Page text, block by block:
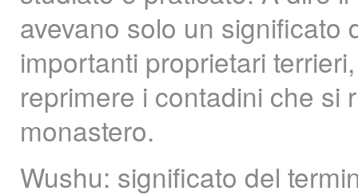
avevano solo un significato
importanti proprietari
reprimere i contadini che si
monastero.
Wushu: significato del